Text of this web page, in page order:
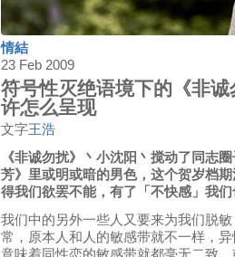
情結
23 Feb 2009
符号性灭绝语境下的《非
许怎么呈现
文字王浩
《非诚勿扰》丶小沈阳丶搅动了同志
芳》里或明或暗的男色，这个贺岁档
得我们欲罢不能，有了「不快感」我
我们中的另外一些人又要来为我们脱
常，原本人和人的敏感带就不一样，